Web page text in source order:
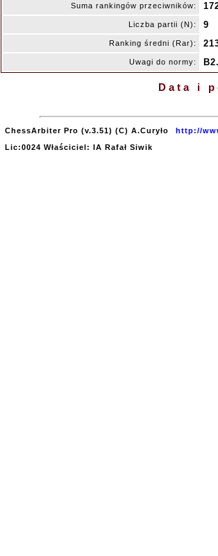
Suma rankingów przeciwników:
Liczba partii (N): 9
Ranking średni (Rar):
Uwagi do normy:
Data i
ChessArbiter Pro (v.3.51) (C) A.Curyło
http://
Lic:0024 Właściciel: IA Rafał Siwik